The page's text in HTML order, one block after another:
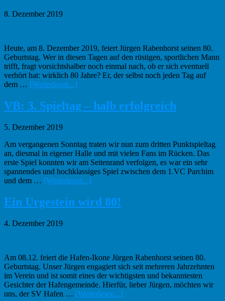
8. Dezember 2019
Heute, am 8. Dezember 2019, feiert Jürgen Rabenhorst seinen 80.
Geburtstag. Wer in diesen Tagen auf den rüstigen, sportlichen Mann
trifft, fragt vorsichtshalber noch einmal nach, ob er sich eventuell
verhört hat: wirklich 80 Jahre? Er, der selbst noch jeden Tag auf
dem … [Weiterlesen...]
Plugin
Jürgen
zum
80.
VB: 3. Spieltag – halb erfolgreich
5. Dezember 2019
Am vergangenen Sonntag traten wir nun zum dritten Punktspieltag
an, diesmal in eigener Halle und mit vielen Fans im Rücken. Das
erste Spiel konnten wir am Seitenrand verfolgen, es war ein sehr
spannendes und hochklassiges Spiel zwischen dem 1.VC Parchim
und dem … [Weiterlesen...]
Plugin
VB:
Ein Urgestein wird 80!
4. Dezember 2019
Am 08.12. feiert die Hafen-Ikone Jürgen Rabenhorst seinen 80.
Geburtstag. Unser Jürgen engagiert sich seit mehreren Jahrzehnten
im Verein und ist somit eines der wichtigsten und bekanntesten
Gesichter der Hafengemeinde. Hierfür, lieber Jürgen, möchten wir
uns, der SV Hafen … [Weiterlesen...]